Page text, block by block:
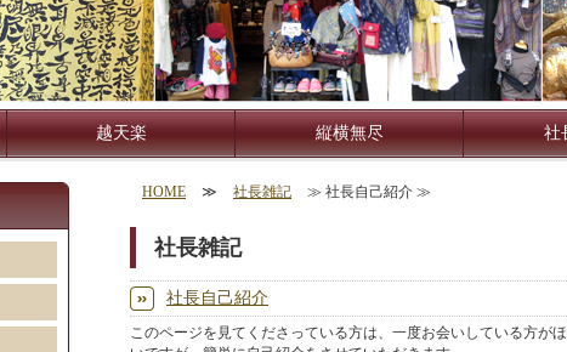
越天楽 縦横無尽 社
HOME ≫ 社長雑記 ≫ 社長自己紹介 ≫
社長雑記
社長自己紹介
このページを見てくださっている方は、一度お会いしている方が